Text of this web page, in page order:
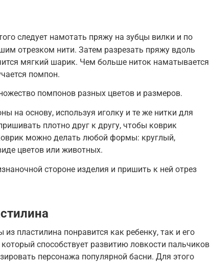
следует намотать пряжу на зубцы вилки и по
отрезком нити. Затем разрезать пряжу вдоль
мягкий шарик. Чем больше ниток наматывается
помпон.
помпонов разных цветов и размеров.
на основу, используя иголку и те же нитки для
плотно друг к другу, чтобы коврик
можно делать любой формы: круглый,
цветов или животных.
стороне изделия и пришить к ней отрез
пластилина понравится как ребенку, так и его
способствует развитию ловкости пальчиков
персонажа популярной басни. Для этого